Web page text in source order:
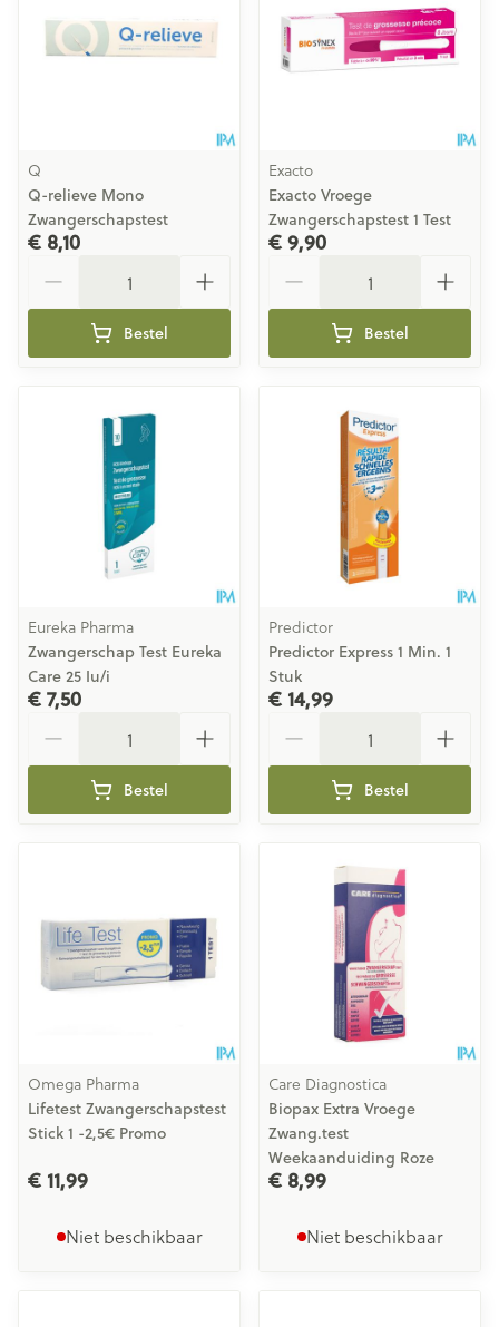
Q
Q-relieve Mono
Zwangerschapstest
€ 8,10
Bestel
Exacto
Exacto Vroege
Zwangerschapstest 1 Test
€ 9,90
Bestel
Eureka Pharma
Zwangerschap Test Eureka
Care 25 Iu/i
€ 7,50
Bestel
Predictor
Predictor Express 1 Min. 1
Stuk
€ 14,99
Bestel
Omega Pharma
Lifetest Zwangerschapstest
Stick 1 -2,5€ Promo
€ 11,99
Niet beschikbaar
Care Diagnostica
Biopax Extra Vroege
Zwang.test
Weekaanduiding Roze
€ 8,99
Niet beschikbaar